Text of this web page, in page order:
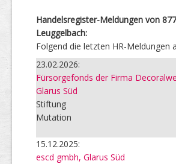
Handelsregister-Meldungen von
Leuggelbach:
Folgend die letzten HR-Meldungen
23.02.2026:
Fürsorgefonds der Firma
Glarus Süd
Stiftung
Mutation
15.12.2025:
escd gmbh, Glarus Süd